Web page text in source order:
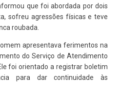
que foi abordada por dois
sofreu agressões físicas e teve
roubada.
apresentava ferimentos na
do Serviço de Atendimento
foi orientado a registrar boletim
para dar continuidade às